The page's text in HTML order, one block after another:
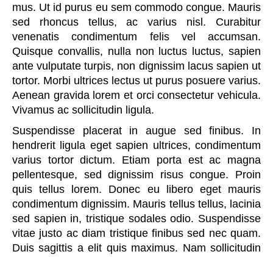
mus. Ut id purus eu sem commodo congue. Mauris
sed rhoncus tellus, ac varius nisl. Curabitur
venenatis condimentum felis vel accumsan.
Quisque convallis, nulla non luctus luctus, sapien
ante vulputate turpis, non dignissim lacus sapien ut
tortor. Morbi ultrices lectus ut purus posuere varius.
Aenean gravida lorem et orci consectetur vehicula.
Vivamus ac sollicitudin ligula.
Suspendisse placerat in augue sed finibus. In
hendrerit ligula eget sapien ultrices, condimentum
varius tortor dictum. Etiam porta est ac magna
pellentesque, sed dignissim risus congue. Proin
quis tellus lorem. Donec eu libero eget mauris
condimentum dignissim. Mauris tellus tellus, lacinia
sed sapien in, tristique sodales odio. Suspendisse
vitae justo ac diam tristique finibus sed nec quam.
Duis sagittis a elit quis maximus. Nam sollicitudin